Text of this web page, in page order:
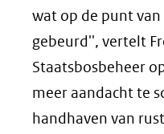
wat op de punt
gebeurd'', vertelt
Staatsbosbeheer
meer aandacht te
handhaven van